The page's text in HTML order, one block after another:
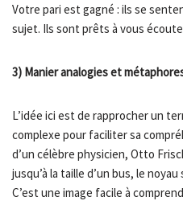
Votre pari est gagné : ils se
sujet. Ils sont prêts à vous
3) Manier analogies et
L’idée ici est de rapprocher un
complexe pour faciliter sa
d’un célèbre physicien, Otto
jusqu’à la taille d’un bus, le
C’est une image facile à